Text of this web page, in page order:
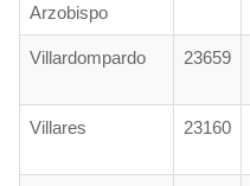
Arzobispo
Villardompardo 23659
Villares 23160